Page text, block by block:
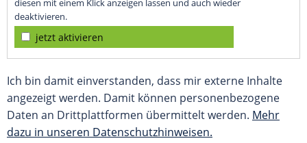
diesen mit einem Klick anzeigen lassen und auch wieder
deaktivieren.
jetzt aktivieren
Ich bin damit einverstanden, dass mir externe Inhalte
angezeigt werden. Damit können personenbezogene
Daten an Drittplattformen übermittelt werden. Mehr
dazu in unseren Datenschutzhinweisen.